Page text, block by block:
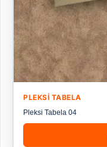
PLEKSI TABELA
Pleksi Tabela 04